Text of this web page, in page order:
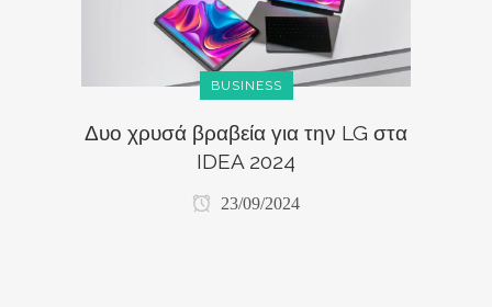
BUSINESS
Δυο χρυσά βραβεία για την LG στα
IDEA 2024
23/09/2024